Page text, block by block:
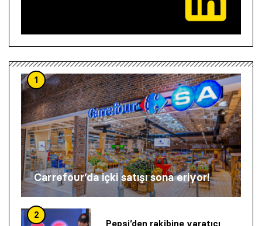
1
Carrefour’da içki satışı sona eriyor!
2
Pepsi’den rakibine yaratıcı